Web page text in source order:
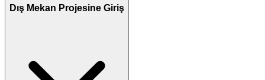
Dış Mekan Projesine Giriş